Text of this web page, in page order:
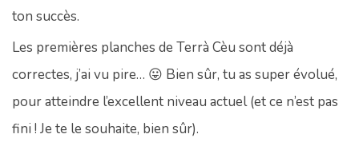
ton succès.
Les premières planches de Terrà Cèu sont déjà
correctes, j’ai vu pire… 😛 Bien sûr, tu as super évolué,
pour atteindre l’excellent niveau actuel (et ce n’est pas
fini ! Je te le souhaite, bien sûr).